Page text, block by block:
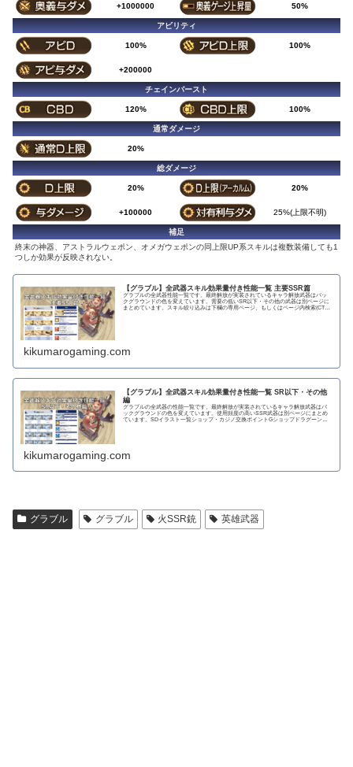
+1000000 50%
アビリティ
100% 100%
+200000
チェインバースト
120% 100%
通常ダメージ
20%
総ダメージ
20% 20%
+100000 25%(上限不明)
補足
終末の神器、アストラルウェポン、オメガウェポンの同上限UP系スキルは複数装備しても1
つしか効果が反映されない。
【グラブル】全武器スキル効果量付き性能一覧 主要SSR篇
グラブルの全武器性能一覧です。最終解放が実装されているキャラ解放武器はバッ
クグラウンドの色を変えています。需要の低いSR以下・その他の武器は別ページに
まとめています。スキル絞り込みは下欄の専用ページ、もしくはページ内検索(CTRL
kikumarogaming.com
【グラブル】全武器スキル効果量付き性能一覧 SR以下・その他
編
グラブルの全武器の性能一覧です。最終解放が実装されているキャラ解放武器はバ
ックグラウンドの色を変えています。使用頻度の高いSSR武器は別ページにまとめ
ています。SDイラスト一覧ショップ・カジノ交換ポイントGショップドラグーンラ
kikumarogaming.com
グラブル グラブル 火SSR銃 英雄武器